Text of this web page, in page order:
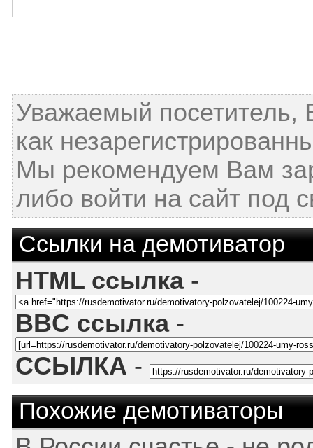
Уважаемый посетитель,
как
Мы рекомендуем Вам
либо войти на сайт под
Ссылки на демотиватор
HTML ссылка-
BBC ссылка-
ССЫЛКА -
Похожие демотиваторы